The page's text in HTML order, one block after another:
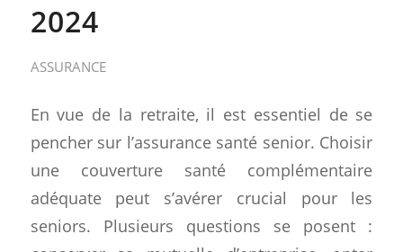
2024
ASSURANCE
En vue de la retraite, il est essentiel de se
pencher sur l’assurance santé senior. Choisir
une couverture santé complémentaire
adéquate peut s’avérer crucial pour les
seniors. Plusieurs questions se posent :